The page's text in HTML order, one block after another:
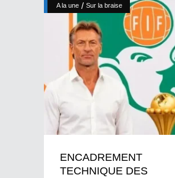
A la une / Sur la braise
ENCADREMENT
TECHNIQUE DES